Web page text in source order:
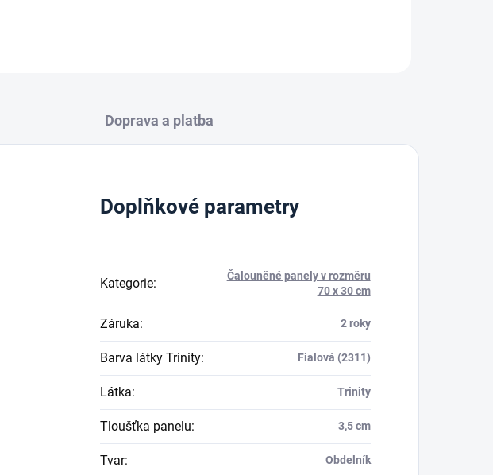
Doprava a platba
Doplňkové parametry
Kategorie:
Čalouněné panely v rozměru
70 x 30 cm
Záruka: 2 roky
Barva látky Trinity: Fialová (2311)
Látka: Trinity
Tloušťka panelu: 3,5 cm
Tvar: Obdelník